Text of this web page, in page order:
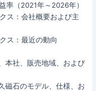
率（2021年～2026年）
ス：会社概要および主
ス：最近の動向
本社、販売地域、および
磁石のモデル、仕様、お